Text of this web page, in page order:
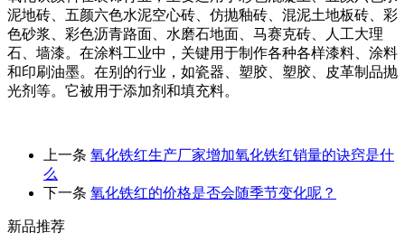
泥地砖、五颜六色水泥空心砖、仿抛釉砖、混泥土地板砖、彩
色砂浆、彩色沥青路面、水磨石地面、马赛克砖、人工大理
石、墙漆。在涂料工业中，关键用于制作各种各样漆料、涂料
和印刷油墨。在别的行业，如瓷器、塑胶、塑胶、皮革制品抛
光剂等。它被用于添加剂和填充料。
上一条 氧化铁红生产厂家增加氧化铁红销量的诀窍是什
么
下一条 氧化铁红的价格是否会随季节变化呢？
新品推荐